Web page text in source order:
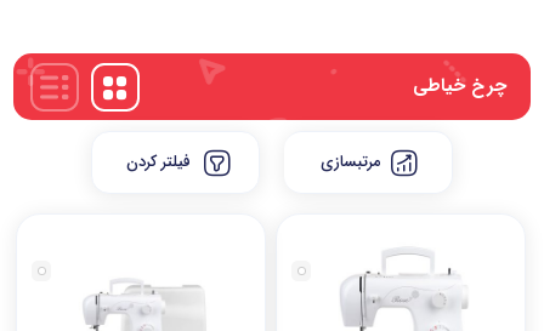
چرخ خیاطی
مرتبسازی فیلتر کردن